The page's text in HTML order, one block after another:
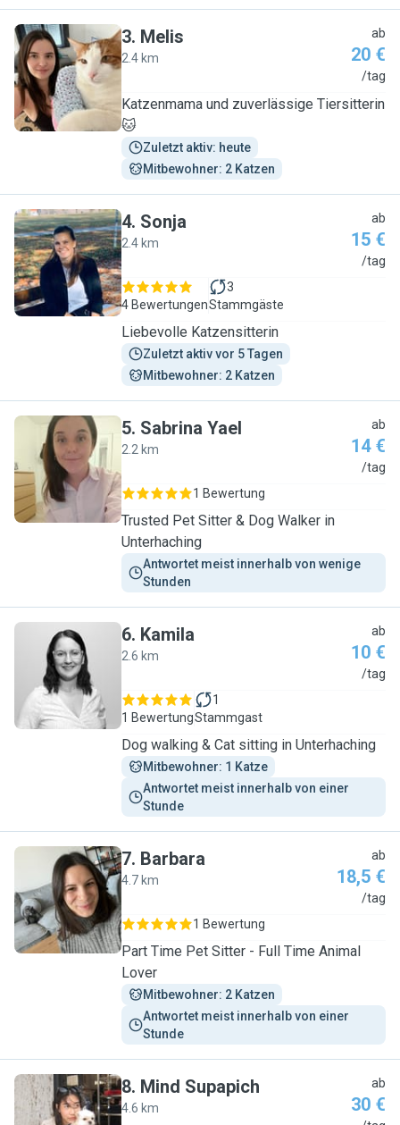
M
3. Melis
2.4 km
ab
20 €
/tag
Katzenmama und zuverlässige Tiersitterin
🐱
Zuletzt aktiv: heute
Mitbewohner: 2 Katzen
S
4. Sonja
2.4 km
ab
15 €
/tag
4 Bewertungen
3
Stammgäste
Liebevolle Katzensitterin
Zuletzt aktiv vor 5 Tagen
Mitbewohner: 2 Katzen
S
5. Sabrina Yael
2.2 km
ab
14 €
/tag
1 Bewertung
Trusted Pet Sitter & Dog Walker in
Unterhaching
Antwortet meist innerhalb von wenige
Stunden
K
6. Kamila
2.6 km
ab
10 €
/tag
1 Bewertung
1
Stammgast
Dog walking & Cat sitting in Unterhaching
Mitbewohner: 1 Katze
Antwortet meist innerhalb von einer
Stunde
B
7. Barbara
4.7 km
ab
18,5 €
/tag
1 Bewertung
Part Time Pet Sitter - Full Time Animal
Lover
Mitbewohner: 2 Katzen
Antwortet meist innerhalb von einer
Stunde
8. Mind Supapich
4.6 km
ab
30 €